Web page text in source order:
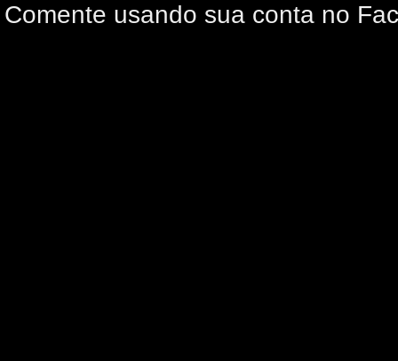
Comente usando sua conta no